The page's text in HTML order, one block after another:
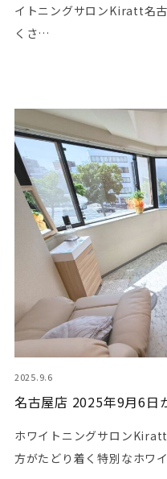
イトニングサロンKiratt名
くさ…
2025.9.6
名古屋店 2025年9月6日
ホワイトニングサロン
方がたどり着く特別なホ